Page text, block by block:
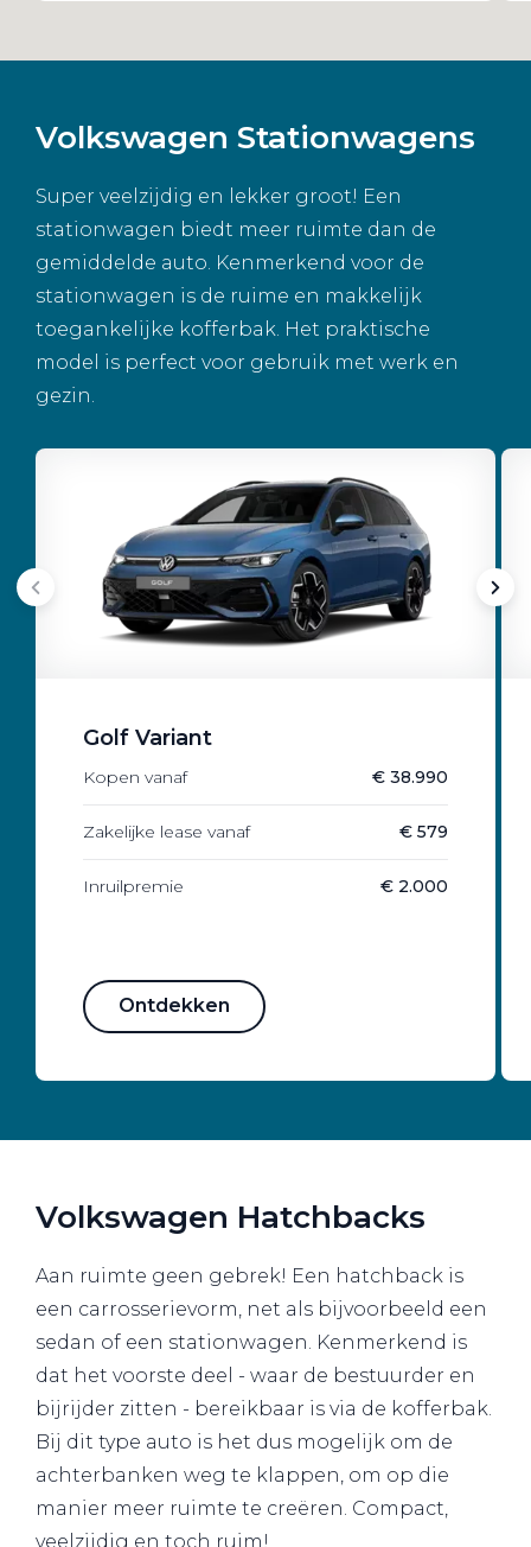
Volkswagen Stationwagens
Super veelzijdig en lekker groot! Een
stationwagen biedt meer ruimte dan de
gemiddelde auto. Kenmerkend voor de
stationwagen is de ruime en makkelijk
toegankelijke kofferbak. Het praktische
model is perfect voor gebruik met werk en
gezin.
Golf Variant
Kopen vanaf € 38.990
Zakelijke lease vanaf € 579
Inruilpremie € 2.000
Ontdekken
Volkswagen Hatchbacks
Aan ruimte geen gebrek! Een hatchback is
een carrosserievorm, net als bijvoorbeeld een
sedan of een stationwagen. Kenmerkend is
dat het voorste deel - waar de bestuurder en
bijrijder zitten - bereikbaar is via de kofferbak.
Bij dit type auto is het dus mogelijk om de
achterbanken weg te klappen, om op die
manier meer ruimte te creëren. Compact,
veelzijdig en toch ruim!